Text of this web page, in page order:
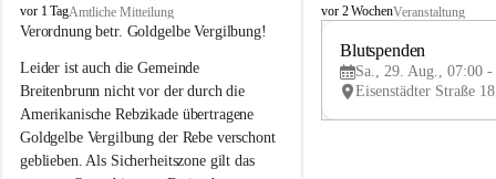
B
r
i
t
e
n
b
r
vor 1 TagAmtliche Mitteilung
Verordnung betr. Goldgelbe Vergilbung!
Leider ist auch die Gemeinde
Breitenbrunn nicht vor der durch die
Amerikanische Rebzikade übertragene
Goldgelbe Vergilbung der Rebe verschont
geblieben. Als Sicherheitszone gilt das
B
e
vor 2 WochenVeranstaltung
Blutspenden
Sa., 29. Aug., 07:00 -